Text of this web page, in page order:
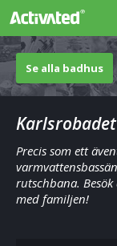
Se alla badhus
Karlsrobadet
Precis som ett
rutschbana.
med familjen!